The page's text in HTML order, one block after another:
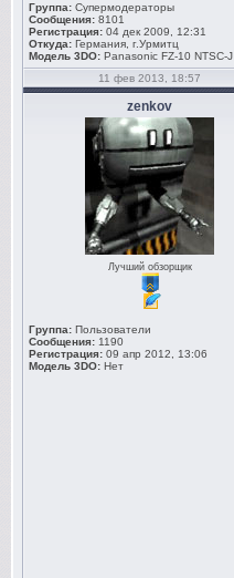
Группа: Супермодераторы
Сообщения: 8101
Регистрация: 04 дек 2009, 12:31
Откуда: Германия, г.Урмитц
Модель 3DO: Panasonic FZ-10 NTSC-J
11 фев 2013, 18:57
zenkov
Лучший обзорщик
Группа: Пользователи
Сообщения: 1190
Регистрация: 09 апр 2012, 13:06
Модель 3DO: Нет